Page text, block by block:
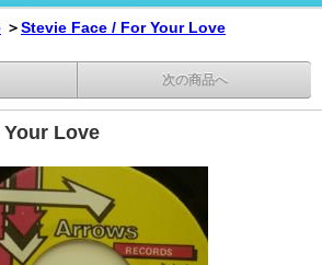
＞Stevie Face / For Your Love
次の商品へ
Love